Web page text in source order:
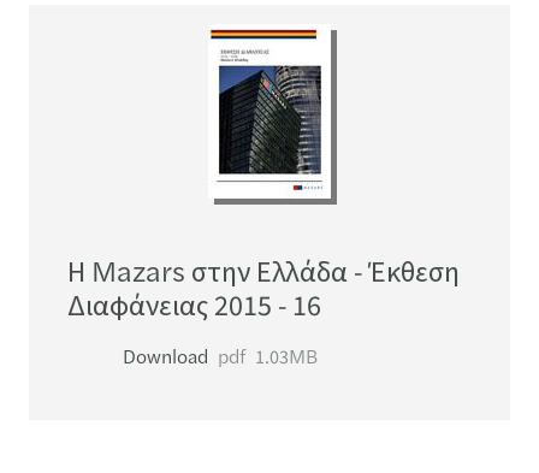
Η Mazars στην Ελλάδα - Έκθεση
Διαφάνειας 2015 - 16
Download pdf 1.03MB